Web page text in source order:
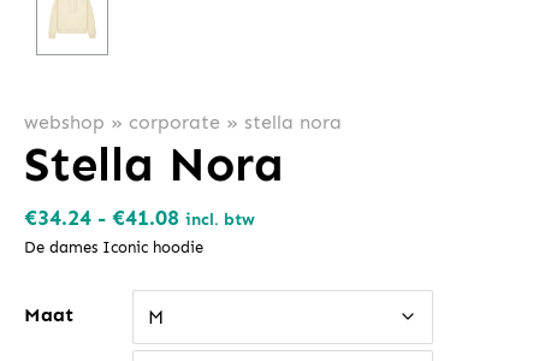
webshop » corporate » stella nora
Stella Nora
€34.24 - €41.08 Prijsklasse:
€34.24
tot
incl. btw
De dames Iconic hoodie
Maat M